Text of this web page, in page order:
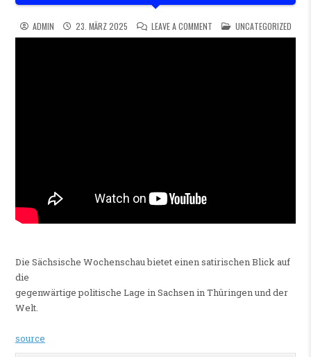
ADMIN 23. MÄRZ 2025 LEAVE A COMMENTON BÖSE WÖRTER UND
POSTED IN
UNCATEGORIZED
Die Sächsische Wochenschau bietet einen satirischen Blick auf
die
gegenwärtige politische Lage in Sachsen in Thüringen und der
Welt.
source